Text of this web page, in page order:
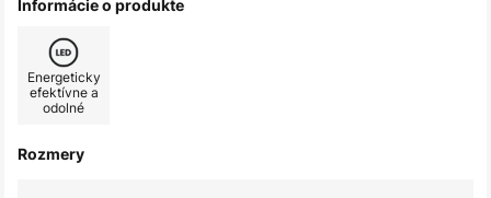
Informácie o produkte
Energeticky
efektívne a
odolné
Rozmery